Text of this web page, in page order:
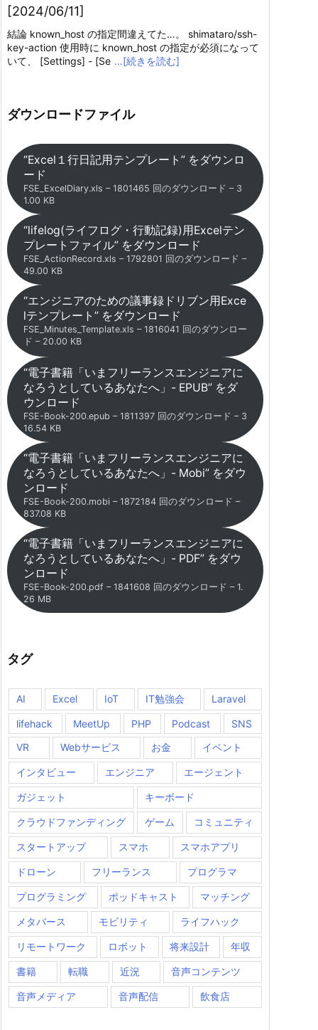
[2024/06/11]
結論 known_host の指定間違えてた…。 shimataro/ssh-
key-action 使用時に known_host の指定が必須になって
いて、 [Settings] - [Se …[続きを読む]
ダウンロードファイル
“Excel１行日記用テンプレート” をダウンロ
ード
FSE_ExcelDiary.xls – 1801465 回のダウンロード – 3
1.00 KB
“lifelog(ライフログ・行動記録)用Excelテン
プレートファイル” をダウンロード
FSE_ActionRecord.xls – 1792801 回のダウンロード –
49.00 KB
“エンジニアのための議事録ドリブン用Exce
lテンプレート” をダウンロード
FSE_Minutes_Template.xls – 1816041 回のダウンロー
ド – 20.00 KB
“電子書籍「いまフリーランスエンジニアに
なろうとしているあなたへ」- EPUB” をダ
ウンロード
FSE-Book-200.epub – 1811397 回のダウンロード – 3
16.54 KB
“電子書籍「いまフリーランスエンジニアに
なろうとしているあなたへ」- Mobi” をダウ
ンロード
FSE-Book-200.mobi – 1872184 回のダウンロード –
837.08 KB
“電子書籍「いまフリーランスエンジニアに
なろうとしているあなたへ」- PDF” をダウ
ンロード
FSE-Book-200.pdf – 1841608 回のダウンロード – 1.
26 MB
タグ
AI Excel IoT IT勉強会 Laravel
lifehack MeetUp PHP Podcast
SNS
VR
Webサービス お金 イベント
インタビュー エンジニア エージェント
ガジェット キーボード
クラウドファンディング ゲーム コミュニティ
スタートアップ スマホ スマホアプリ
ドローン フリーランス プログラマ
プログラミング ポッドキャスト マッチング
メタバース モビリティ ライフハック
リモートワーク ロボット 将来設計 年収
書籍 転職 近況 音声コンテンツ
音声メディア 音声配信 飲食店